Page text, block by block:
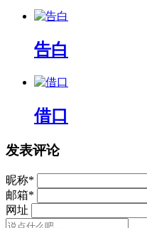
告白
借口
发表评论
昵称*
邮箱*
网址